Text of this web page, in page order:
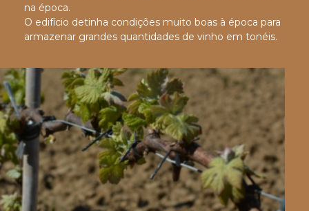
na época.
O edifício detinha condições muito boas à época para
armazenar grandes quantidades de vinho em tonéis.